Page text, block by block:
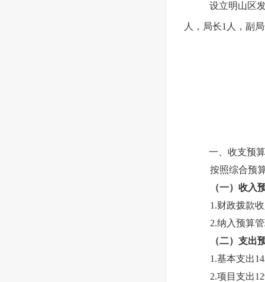
设立明山区
人，局长1人，副
一、收支预
按照综合预
（一）收入
1.财政拨款
2.纳入预算
（二）支出
1.基本支出
2.项目支出